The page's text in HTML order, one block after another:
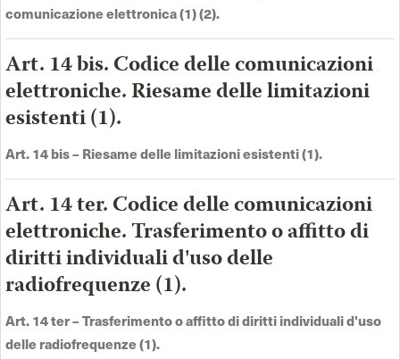
comunicazione elettronica (1) (2).
Art. 14 bis. Codice delle comunicazioni
elettroniche. Riesame delle limitazioni
esistenti (1).
Art. 14 bis –Riesame delle limitazioni esistenti (1).
Art. 14 ter. Codice delle comunicazioni
elettroniche. Trasferimento o affitto di
diritti individuali d'uso delle
radiofrequenze (1).
Art. 14 ter –Trasferimento o affitto di diritti individuali d'uso
delle radiofrequenze (1).